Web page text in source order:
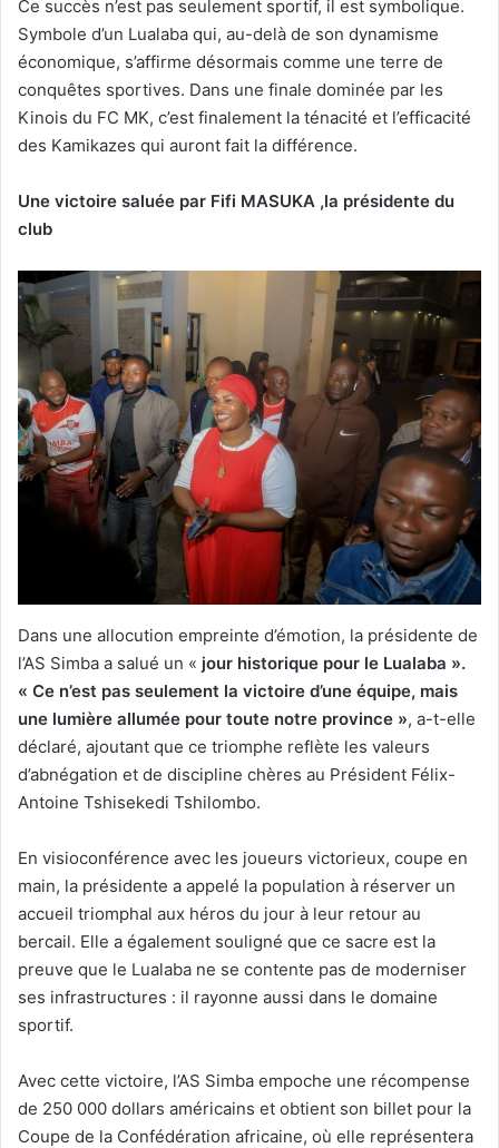
Ce succès n’est pas seulement sportif, il est symbolique.
Symbole d’un Lualaba qui, au-delà de son dynamisme
économique, s’affirme désormais comme une terre de
conquêtes sportives. Dans une finale dominée par les
Kinois du FC MK, c’est finalement la ténacité et l’efficacité
des Kamikazes qui auront fait la différence.
Une victoire saluée par Fifi MASUKA ,la présidente du
club
Dans une allocution empreinte d’émotion, la présidente de
l’AS Simba a salué un « jour historique pour le Lualaba ».
« Ce n’est pas seulement la victoire d’une équipe, mais
une lumière allumée pour toute notre province », a-t-elle
déclaré, ajoutant que ce triomphe reflète les valeurs
d’abnégation et de discipline chères au Président Félix-
Antoine Tshisekedi Tshilombo.
En visioconférence avec les joueurs victorieux, coupe en
main, la présidente a appelé la population à réserver un
accueil triomphal aux héros du jour à leur retour au
bercail. Elle a également souligné que ce sacre est la
preuve que le Lualaba ne se contente pas de moderniser
ses infrastructures : il rayonne aussi dans le domaine
sportif.
Avec cette victoire, l’AS Simba empoche une récompense
de 250 000 dollars américains et obtient son billet pour la
Coupe de la Confédération africaine, où elle représentera